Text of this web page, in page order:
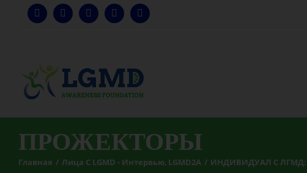
Перейти
ПРОЖЕКТОРЫ
Главная Лица С LGMD - Интервью LGMD2A ИНДИВИДУАЛ С ЛГМД: